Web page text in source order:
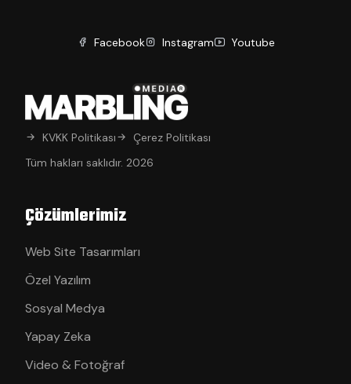
Facebook Instagram Youtube
KVKK Politikası
Çerez Politikası
Tüm hakları saklıdır. 2026
Çözümlerimiz
Web Site Tasarımları
Özel Yazılım
Sosyal Medya
Yapay Zeka
Video & Fotoğraf